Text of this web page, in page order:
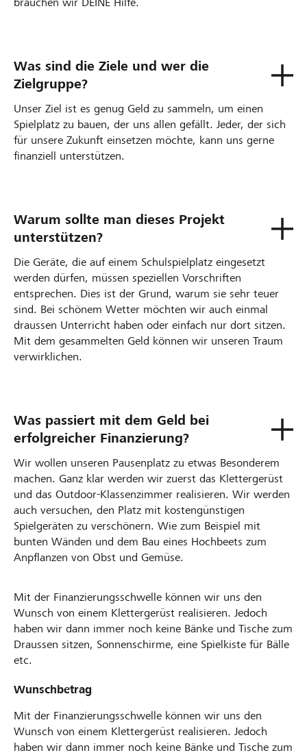
brauchen wir DEINE Hilfe.
Was sind die Ziele und wer die
Zielgruppe?
Unser Ziel ist es genug Geld zu sammeln, um einen
Spielplatz zu bauen, der uns allen gefällt. Jeder, der sich
für unsere Zukunft einsetzen möchte, kann uns gerne
finanziell unterstützen.
Warum sollte man dieses Projekt
unterstützen?
Die Geräte, die auf einem Schulspielplatz eingesetzt
werden dürfen, müssen speziellen Vorschriften
entsprechen. Dies ist der Grund, warum sie sehr teuer
sind. Bei schönem Wetter möchten wir auch einmal
draussen Unterricht haben oder einfach nur dort sitzen.
Mit dem gesammelten Geld können wir unseren Traum
verwirklichen.
Was passiert mit dem Geld bei
erfolgreicher Finanzierung?
Wir wollen unseren Pausenplatz zu etwas Besonderem
machen. Ganz klar werden wir zuerst das Klettergerüst
und das Outdoor-Klassenzimmer realisieren. Wir werden
auch versuchen, den Platz mit kostengünstigen
Spielgeräten zu verschönern. Wie zum Beispiel mit
bunten Wänden und dem Bau eines Hochbeets zum
Anpflanzen von Obst und Gemüse.
Mit der Finanzierungsschwelle können wir uns den
Wunsch von einem Klettergerüst realisieren. Jedoch
haben wir dann immer noch keine Bänke und Tische zum
Draussen sitzen, Sonnenschirme, eine Spielkiste für Bälle
etc.
Wunschbetrag
Mit der Finanzierungsschwelle können wir uns den
Wunsch von einem Klettergerüst realisieren. Jedoch
haben wir dann immer noch keine Bänke und Tische zum